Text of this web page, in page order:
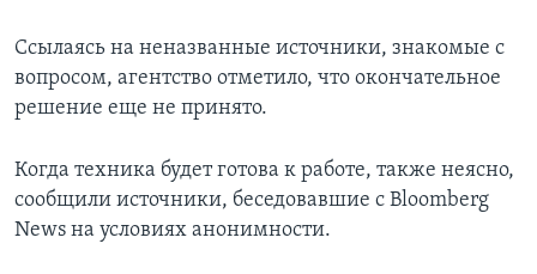
Ссылаясь на неназванные источники, знакомые с
вопросом, агентство отметило, что окончательное
решение еще не принято.
Когда техника будет готова к работе, также неясно,
сообщили источники, беседовавшие с Bloomberg
News на условиях анонимности.